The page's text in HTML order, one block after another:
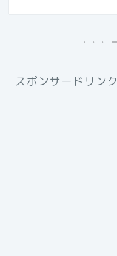
スポンサードリンク